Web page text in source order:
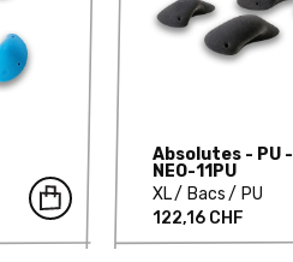
Absolutes - PU -
NEO-11PU
XL
Bacs
PU
122,16 CHF